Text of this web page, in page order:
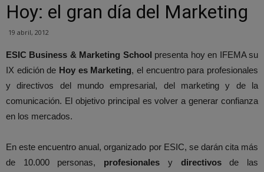
Hoy: el gran día del Marketing
19 abril, 2012
ESIC Business & Marketing School presenta hoy en IFEMA su
IX edición de Hoy es Marketing, el encuentro para profesionales
y directivos del mundo empresarial, del marketing y de la
comunicación. El objetivo principal es volver a generar confianza
en los mercados.
En este encuentro anual, organizado por ESIC, se darán cita más
de 10.000 personas, profesionales y directivosde las